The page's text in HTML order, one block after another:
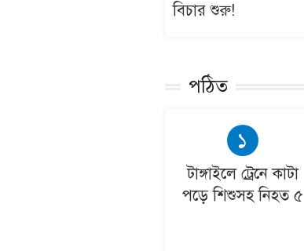
বিচার শুরু!
পঠিত
১
টাঙ্গাইলে ট্রেনে কাটা
পড়ে শিশুসহ নিহত ৫